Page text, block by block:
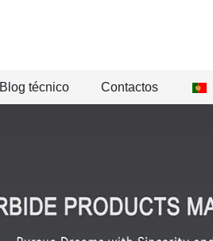
Blog técnico Contactos